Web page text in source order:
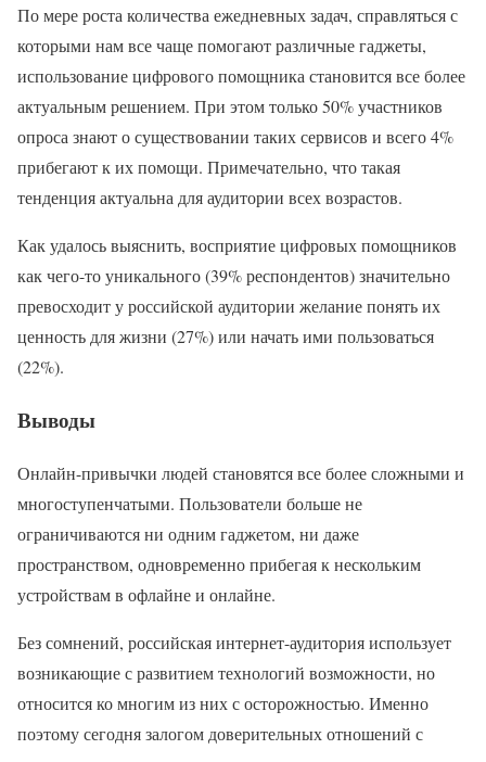
По мере роста количества ежедневных задач, справляться с
которыми нам все чаще помогают различные гаджеты,
использование цифрового помощника становится все более
актуальным решением. При этом только 50% участников
опроса знают о существовании таких сервисов и всего 4%
прибегают к их помощи. Примечательно, что такая
тенденция актуальна для аудитории всех возрастов.
Как удалось выяснить, восприятие цифровых помощников
как чего-то уникального (39% респондентов) значительно
превосходит у российской аудитории желание понять их
ценность для жизни (27%) или начать ими пользоваться
(22%).
Выводы
Онлайн-привычки людей становятся все более сложными и
многоступенчатыми. Пользователи больше не
ограничиваются ни одним гаджетом, ни даже
пространством, одновременно прибегая к нескольким
устройствам в офлайне и онлайне.
Без сомнений, российская интернет-аудитория использует
возникающие с развитием технологий возможности, но
относится ко многим из них с осторожностью. Именно
поэтому сегодня залогом доверительных отношений с